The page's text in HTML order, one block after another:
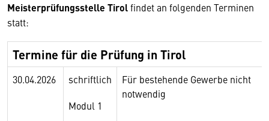
Meisterprüfungsstelle Tirolfindet an folgenden Terminen
statt:
Termine für die Prüfung in Tirol
30.04.2026
schriftlich
Modul 1
Für bestehende Gewerbe nicht
notwendig